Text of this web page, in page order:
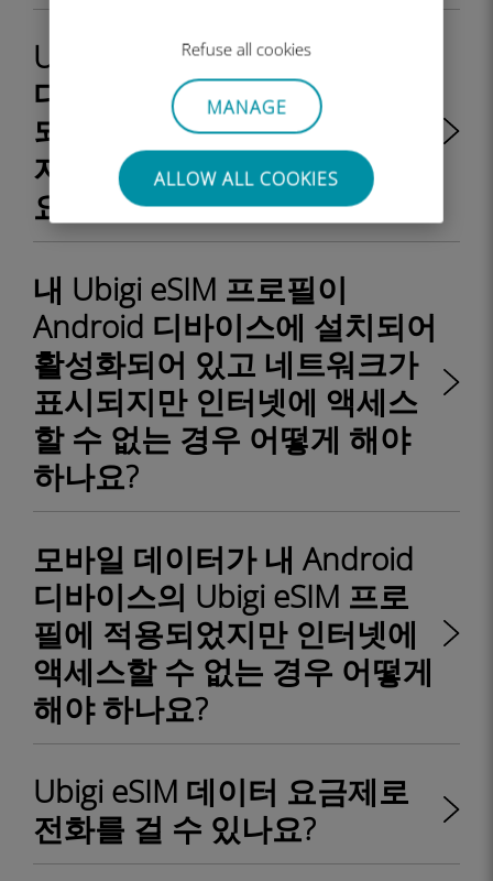
Refuse all cookies
MANAGE
ALLOW ALL COOKIES
Ubigi eSIM 프로필이 Android
디바이스에 설치되어 활성화
되었지만 네트워크가 표시되
지 않는데 어떻게 해야 하나
요?
내 Ubigi eSIM 프로필이
Android 디바이스에 설치되어
활성화되어 있고 네트워크가
표시되지만 인터넷에 액세스
할 수 없는 경우 어떻게 해야
하나요?
모바일 데이터가 내 Android
디바이스의 Ubigi eSIM 프로
필에 적용되었지만 인터넷에
액세스할 수 없는 경우 어떻게
해야 하나요?
Ubigi eSIM 데이터 요금제로
전화를 걸 수 있나요?